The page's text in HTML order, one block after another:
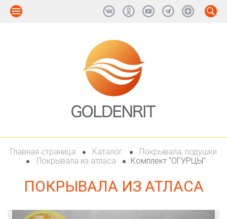
Главная страница Каталог
Покрывала, подушки
Покрывала из атласа
Комплект "ОГУРЦЫ"
ПОКРЫВАЛА ИЗ АТЛАСА